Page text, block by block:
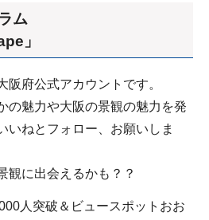
ム
」
阪府公式アカウントです。
の魅力や大阪の景観の魅力を発
いねとフォロー、お願いしま
観に出会えるかも？？
人突破＆ビュースポットおお